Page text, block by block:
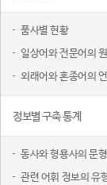
품사별 현황
일상어와 전문어의
외래어와 혼종어의
정보별 구축 통계
동사와 형용사의 문
관련 어휘 정보의 유